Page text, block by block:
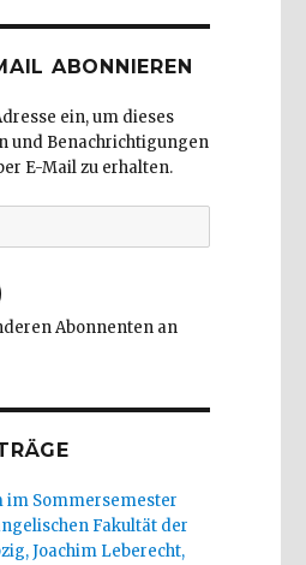
ABONNIEREN
ein, um dieses
und Benachrichtigungen
E-Mail zu erhalten.
Abonnenten an
im Sommersemester
Fakultät der
Joachim Leberecht,